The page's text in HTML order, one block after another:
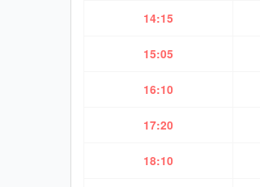
14:15
15:05
16:10
17:20
18:10